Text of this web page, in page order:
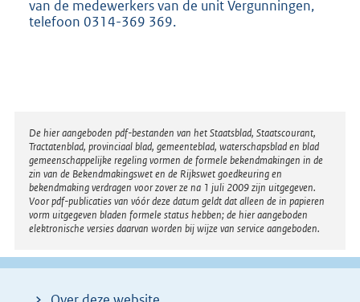
van de medewerkers van de unit Vergunningen,
telefoon 0314-369 369.
Disclaimer
De hier aangeboden pdf-bestanden van het Staatsblad, Staatscourant,
Tractatenblad, provinciaal blad, gemeenteblad, waterschapsblad en blad
gemeenschappelijke regeling vormen de formele bekendmakingen in de
zin van de Bekendmakingswet en de Rijkswet goedkeuring en
bekendmaking verdragen voor zover ze na 1 juli 2009 zijn uitgegeven.
Voor pdf-publicaties van vóór deze datum geldt dat alleen de in papieren
vorm uitgegeven bladen formele status hebben; de hier aangeboden
elektronische versies daarvan worden bij wijze van service aangeboden.